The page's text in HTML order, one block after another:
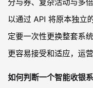
分与券、复杂活动与多
以通过 API 将原本独立
定要一次性更换整套系
更容易接受和适应，运
如何判断一个智能收银